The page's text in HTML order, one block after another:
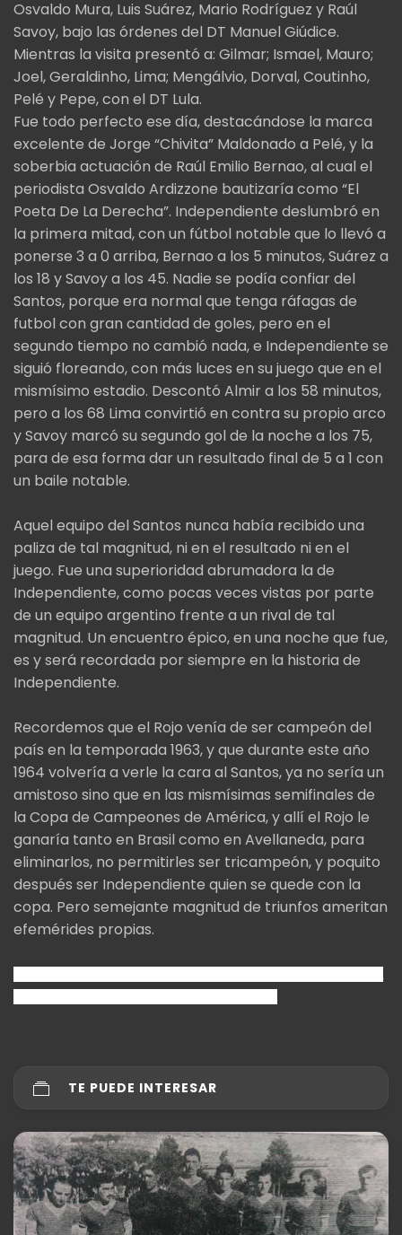
Osvaldo Mura, Luis Suárez, Mario Rodríguez y Raúl
Savoy, bajo las órdenes del DT Manuel Giúdice.
Mientras la visita presentó a: Gilmar; Ismael, Mauro;
Joel, Geraldinho, Lima; Mengálvio, Dorval, Coutinho,
Pelé y Pepe, con el DT Lula.
Fue todo perfecto ese día, destacándose la marca
excelente de Jorge “Chivita” Maldonado a Pelé, y la
soberbia actuación de Raúl Emilio Bernao, al cual el
periodista Osvaldo Ardizzone bautizaría como “El
Poeta De La Derecha”. Independiente deslumbró en
la primera mitad, con un fútbol notable que lo llevó a
ponerse 3 a 0 arriba, Bernao a los 5 minutos, Suárez a
los 18 y Savoy a los 45. Nadie se podía confiar del
Santos, porque era normal que tenga ráfagas de
futbol con gran cantidad de goles, pero en el
segundo tiempo no cambió nada, e Independiente se
siguió floreando, con más luces en su juego que en el
mismísimo estadio. Descontó Almir a los 58 minutos,
pero a los 68 Lima convirtió en contra su propio arco
y Savoy marcó su segundo gol de la noche a los 75,
para de esa forma dar un resultado final de 5 a 1 con
un baile notable.
Aquel equipo del Santos nunca había recibido una
paliza de tal magnitud, ni en el resultado ni en el
juego. Fue una superioridad abrumadora la de
Independiente, como pocas veces vistas por parte
de un equipo argentino frente a un rival de tal
magnitud. Un encuentro épico, en una noche que fue,
es y será recordada por siempre en la historia de
Independiente.
Recordemos que el Rojo venía de ser campeón del
país en la temporada 1963, y que durante este año
1964 volvería a verle la cara al Santos, ya no sería un
amistoso sino que en las mismísimas semifinales de
la Copa de Campeones de América, y allí el Rojo le
ganaría tanto en Brasil como en Avellaneda, para
eliminarlos, no permitirles ser tricampeón, y poquito
después ser Independiente quien se quede con la
copa. Pero semejante magnitud de triunfos ameritan
efemérides propias.
TE PUEDE INTERESAR